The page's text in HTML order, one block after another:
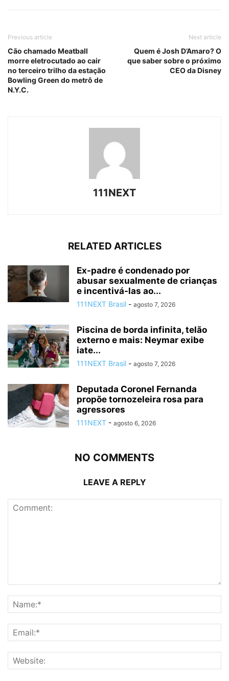
Previous article
Cão chamado Meatball
morre eletrocutado ao cair
no terceiro trilho da estação
Bowling Green do metrô de
N.Y.C.
Next article
Quem é Josh D’Amaro? O
que saber sobre o próximo
CEO da Disney
111NEXT
RELATED ARTICLES
Ex-padre é condenado por
abusar sexualmente de crianças
e incentivá-las ao...
111NEXT Brasil - agosto 7, 2026
Piscina de borda infinita, telão
externo e mais: Neymar exibe
iate...
111NEXT Brasil - agosto 7, 2026
Deputada Coronel Fernanda
propõe tornozeleira rosa para
agressores
111NEXT - agosto 6, 2026
NO COMMENTS
LEAVE A REPLY